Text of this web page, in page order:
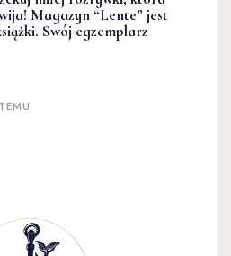
Magazyn “Lente” jest
Swój egzemplarz